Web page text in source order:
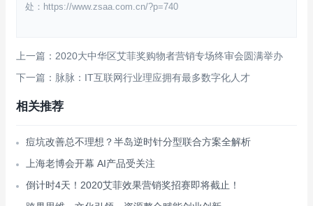
处：https://www.zsaa.com.cn/?p=740
上一篇：2020大中华区艾菲奖购物者营销专场终审会圆满举办
下一篇：脉脉：IT互联网行业理应拥有最多数字化人才
相关推荐
痘坑改善总不理想？半岛逆时针分型联合方案全解析
上海老博会开幕 AI产品受关注
倒计时4天！2020艾菲效果营销奖招赛即将截止！